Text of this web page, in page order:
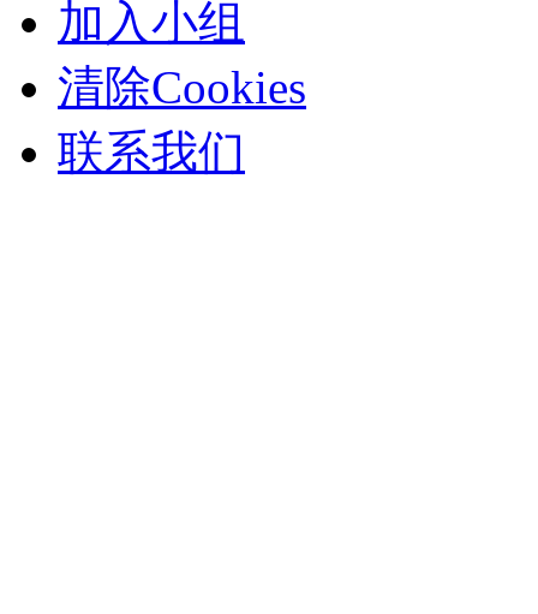
加入小组
清除Cookies
联系我们